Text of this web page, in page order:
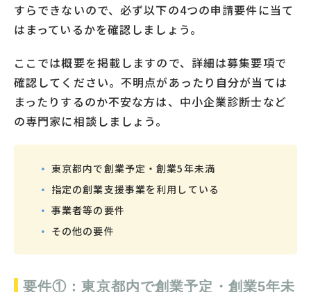
すらできないので、必ず以下の4つの申請要件に当て
はまっているかを確認しましょう。
ここでは概要を掲載しますので、詳細は募集要項で
確認してください。不明点があったり自分が当ては
まったりするのか不安な方は、中小企業診断士など
の専門家に相談しましょう。
東京都内で創業予定・創業5年未満
指定の創業支援事業を利用している
事業者等の要件
その他の要件
要件①：東京都内で創業予定・創業5年未